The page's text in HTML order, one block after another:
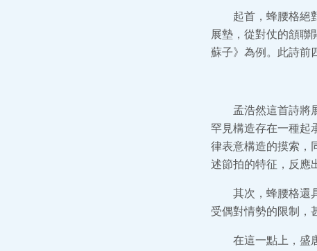
起首，蜂腰格絕
展墊，從對仗的頷聯
蘇子》為例。此詩前
孟浩然這首詩將
罕見構造存在一種起
律表意構造的摸索，
述節拍的特征，反應
其次，蜂腰格還
受偶對情勢的限制，
在這一點上，盛